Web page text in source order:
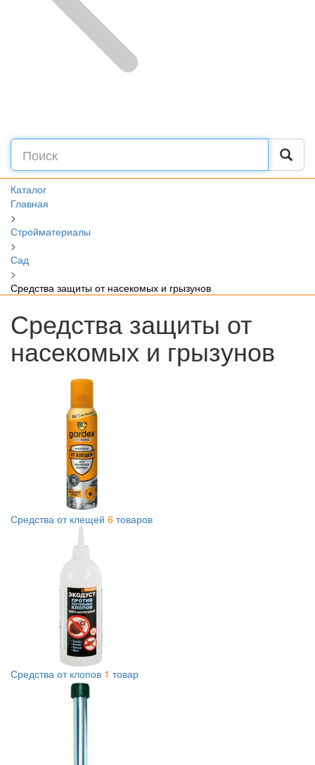
Каталог
Главная
>
Стройматериалы
>
Сад
>
Средства защиты от насекомых и грызунов
Средства защиты от
насекомых и грызунов
Средства от клещей 6 товаров
Средства от клопов 1 товар